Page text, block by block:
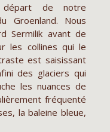
départ de notre
Groenland. Nous
Sermilik avant de
les collines qui le
est saisissant
des glaciers qui
les nuances de
fréquenté
la baleine bleue,